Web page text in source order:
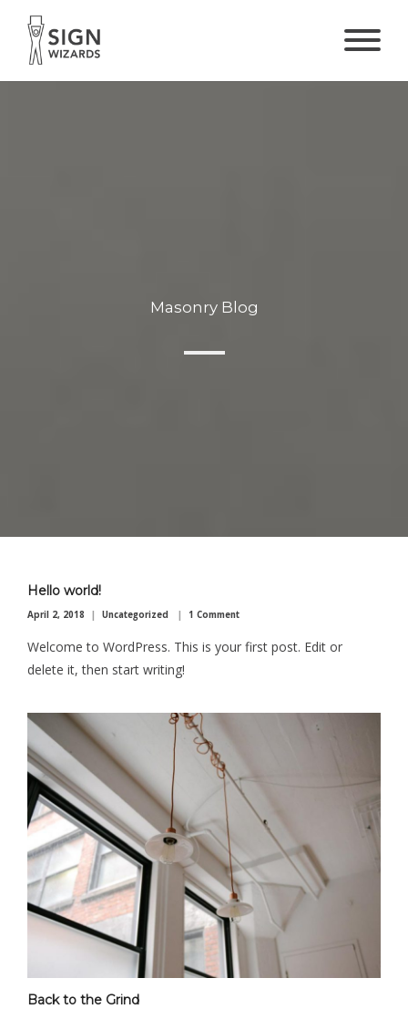
Masonry Blog
Hello world!
April 2, 2018 Uncategorized 1 Comment
Welcome to WordPress. This is your first post. Edit or
delete it, then start writing!
Back to the Grind